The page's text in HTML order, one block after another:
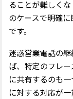
ることが難しく
のケースで明確
です。
迷惑営業電話の
ば、特定のフレ
に共有するのも
に対する対応が